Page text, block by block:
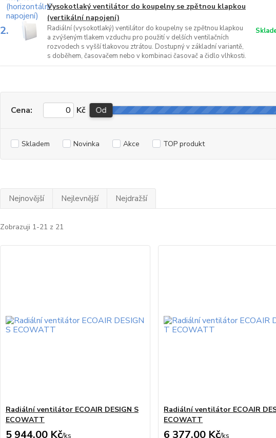
2.
Vysokotlaký ventilátor do koupelny se zpětnou klapkou
(vertikální napojení)
Radiální (vysokotlaký) ventilátor do koupelny se zpětnou klapkou
a zvýšeným tlakem vzduchu pro použití v delších ventilačních
rozvodech s vyšší tlakovou ztrátou. Dostupný v základní variantě,
s doběhem, časovačem nebo v kombinaci časovač a čidlo vlhkosti.
Cena: Kč Od
Skladem Novinka Akce TOP produkt
Nejnovější Nejlevnější Nejdražší
Zobrazuji 1-21 z 21
Radiální ventilátor ECOAIR DESIGN S
ECOWATT
5 944,00 Kč/ks
Radiální ventilátor ECOAIR
ECOWATT
6 377,00 Kč/ks